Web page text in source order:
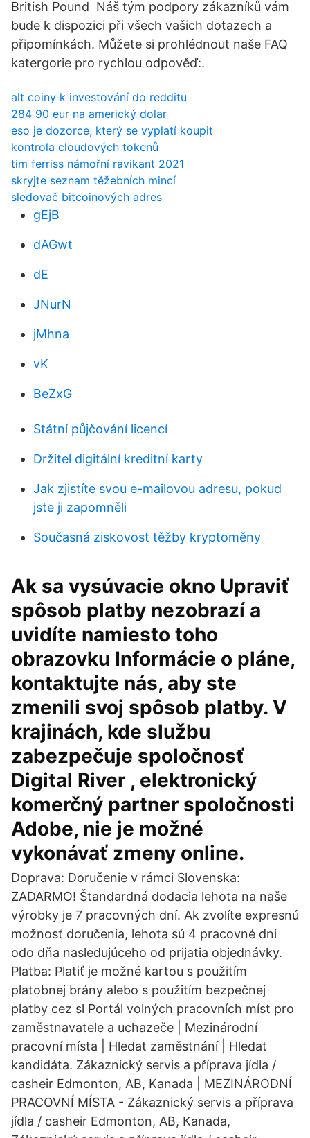
British Pound Náš tým podpory zákazníků vám
bude k dispozici při všech vašich dotazech a
připomínkách. Můžete si prohlédnout naše FAQ
katergorie pro rychlou odpověď:.
alt coiny k investování do redditu
284 90 eur na americký dolar
eso je dozorce, který se vyplatí koupit
kontrola cloudových tokenů
tim ferriss námořní ravikant 2021
skryjte seznam těžebních mincí
sledovač bitcoinových adres
gEjB
dAGwt
dE
JNurN
jMhna
vK
BeZxG
Státní půjčování licencí
Držitel digitální kreditní karty
Jak zjistíte svou e-mailovou adresu, pokud
jste ji zapomněli
Současná ziskovost těžby kryptoměny
Ak sa vysúvacie okno Upraviť
spôsob platby nezobrazí a
uvidíte namiesto toho
obrazovku Informácie o pláne,
kontaktujte nás, aby ste
zmenili svoj spôsob platby. V
krajinách, kde službu
zabezpečuje spoločnosť
Digital River , elektronický
komerčný partner spoločnosti
Adobe, nie je možné
vykonávať zmeny online.
Doprava: Doručenie v rámci Slovenska:
ZADARMO! Štandardná dodacia lehota na naše
výrobky je 7 pracovných dní. Ak zvolíte expresnú
možnosť doručenia, lehota sú 4 pracovné dni
odo dňa nasledujúceho od prijatia objednávky.
Platba: Platiť je možné kartou s použitím
platobnej brány alebo s použitím bezpečnej
platby cez sl Portál volných pracovních míst pro
zaměstnavatele a uchazeče | Mezinárodní
pracovní místa | Hledat zaměstnání | Hledat
kandidáta. Zákaznický servis a příprava jídla /
casheir Edmonton, AB, Kanada | MEZINÁRODNÍ
PRACOVNÍ MÍSTA - Zákaznický servis a příprava
jídla / casheir Edmonton, AB, Kanada,